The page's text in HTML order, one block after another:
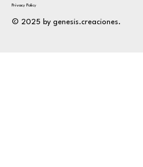
Privacy Policy
© 2025 by genesis.creaciones.